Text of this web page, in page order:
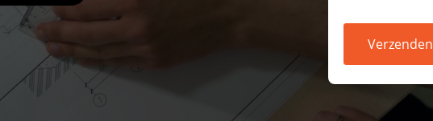
Verzenden